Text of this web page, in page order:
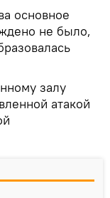
основное
не было,
залу
атакой